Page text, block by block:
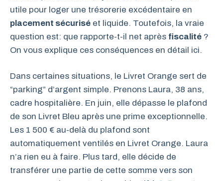
utile pour loger une trésorerie excédentaire en
placement sécurisé et liquide. Toutefois, la vraie
question est: que rapporte-t-il net après fiscalité ?
On vous explique ces conséquences en détail ici.
Dans certaines situations, le Livret Orange sert de
“parking” d’argent simple. Prenons Laura, 38 ans,
cadre hospitalière. En juin, elle dépasse le plafond
de son Livret Bleu après une prime exceptionnelle.
Les 1 500 € au-delà du plafond sont
automatiquement ventilés en Livret Orange. Laura
n’a rien eu à faire. Plus tard, elle décide de
transférer une partie de cette somme vers son